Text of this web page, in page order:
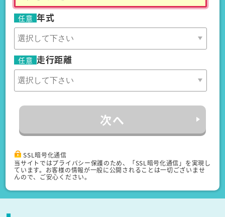
任意 年式
任意 走行距離
次へ
SSL暗号化通信
当サイトではプライバシー保護のため、「SSL暗号化通信」を実現し
ています。お客様の情報が一般に公開されることは一切ございませ
んので、ご安心ください。